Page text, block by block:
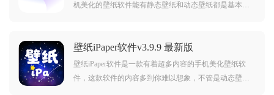
机美化的壁纸软件能有静态壁纸和动态壁纸都是基本操
需要一款软件就能实现手机美化的目的。
壁纸iPaper软件v3.9.9 最新版
壁纸iPaper软件是一款有着超多内容的手机美化壁纸软
件，这款软件的内容多到你难以想象，不管是动态壁纸